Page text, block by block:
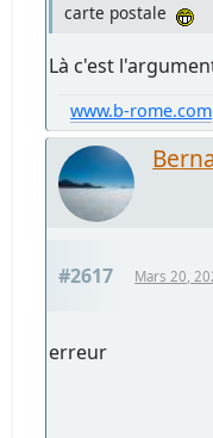
carte postale
Là c'est
www.b-rome.com
#2617 Mars 20,
erreur